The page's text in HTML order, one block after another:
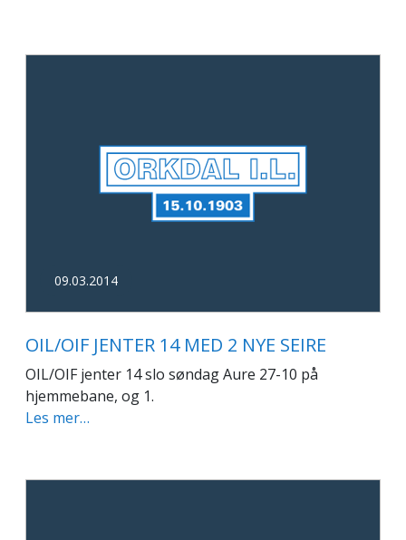
09.03.2014
OIL/OIF JENTER 14 MED 2 NYE SEIRE
OIL/OIF jenter 14 slo søndag Aure 27-10 på
hjemmebane, og 1.
Les mer…